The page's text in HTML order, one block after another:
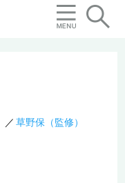
草野保（監修）